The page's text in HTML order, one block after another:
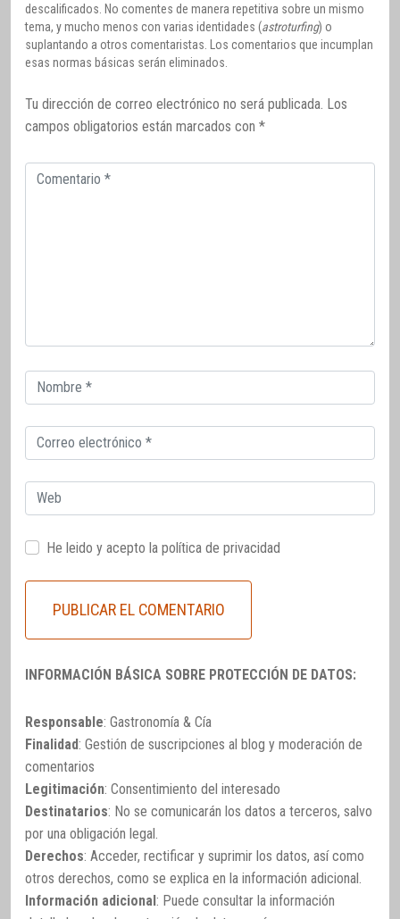
descalificados. No comentes de manera repetitiva sobre un mismo
tema, y mucho menos con varias identidades (astroturfing) o
suplantando a otros comentaristas. Los comentarios que incumplan
esas normas básicas serán eliminados.
Tu dirección de correo electrónico no será publicada. Los
campos obligatorios están marcados con *
Comentario
Correo
electrónico
Correo
electrónico
Web
He leido y acepto la política de privacidad
INFORMACIÓN BÁSICA SOBRE PROTECCIÓN DE DATOS:
Responsable: Gastronomía & Cía
Finalidad: Gestión de suscripciones al blog y moderación de
comentarios
Legitimación: Consentimiento del interesado
Destinatarios: No se comunicarán los datos a terceros, salvo
por una obligación legal.
Derechos: Acceder, rectificar y suprimir los datos, así como
otros derechos, como se explica en la información adicional.
Información adicional: Puede consultar la información